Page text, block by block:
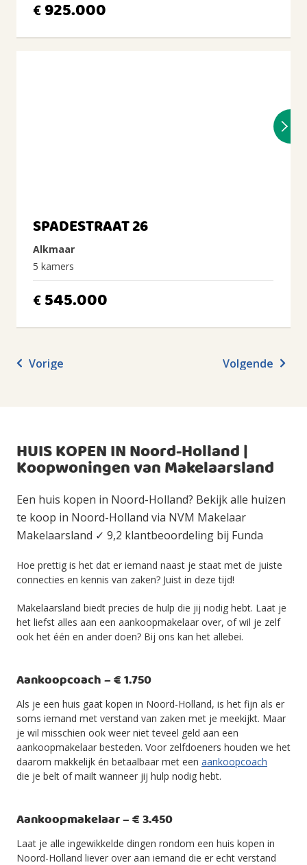
€925.000
SPADESTRAAT 26
Alkmaar
5 kamers
€ 545.000
Vorige Volgende
HUIS KOPEN IN Noord-Holland |
Koopwoningen van Makelaarsland
Een huis kopen in Noord-Holland? Bekijk alle huizen
te koop in Noord-Holland via NVM Makelaar
Makelaarsland ✓ 9,2 klantbeoordeling bij Funda
Hoe prettig is het dat er iemand naast je staat met de juiste
connecties en kennis van zaken? Juist in deze tijd!
Makelaarsland biedt precies de hulp die jij nodig hebt. Laat je
het liefst alles aan een aankoopmakelaar over, of wil je zelf
ook het één en ander doen? Bij ons kan het allebei.
Aankoopcoach – € 1.750
Als je een huis gaat kopen in Noord-Holland, is het fijn als er
soms iemand met verstand van zaken met je meekijkt. Maar
je wil misschien ook weer niet teveel geld aan een
aankoopmakelaar besteden. Voor zelfdoeners houden we het
daarom makkelijk én betaalbaar met een aankoopcoach
die je belt of mailt wanneer jij hulp nodig hebt.
Aankoopmakelaar – € 3.450
Laat je alle ingewikkelde dingen rondom een huis kopen in
Noord-Holland liever over aan iemand die er echt verstand